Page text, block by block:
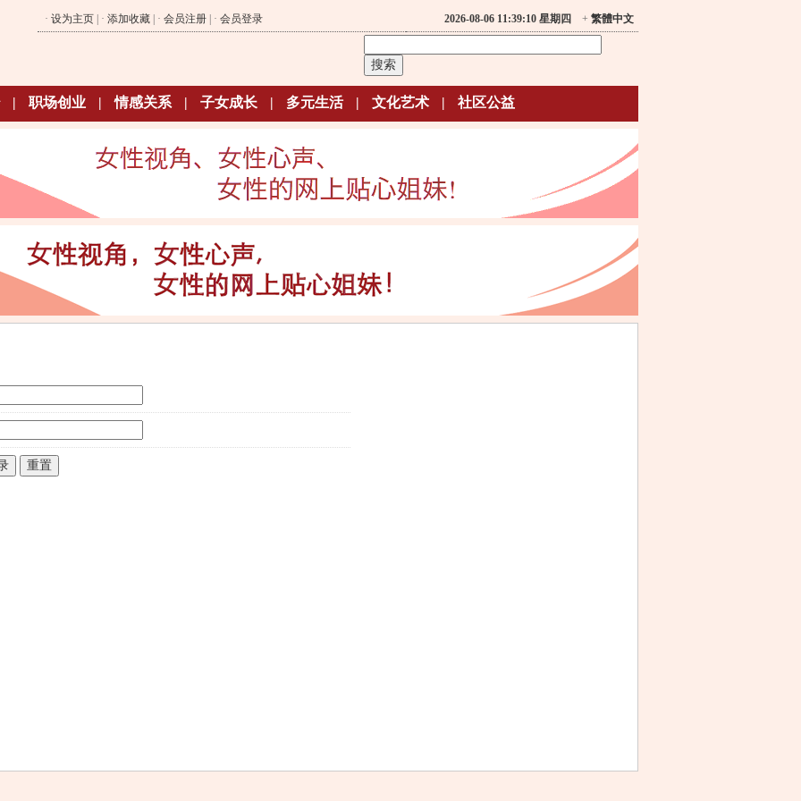
· 设为主页 | · 添加收藏 | · 会员注册 | · 会员登录 2026-08-06 11:39:10 星期四 + 繁體中文
| 职场创业 | 情感关系 | 子女成长 | 多元生活 | 文化艺术 | 社区公益